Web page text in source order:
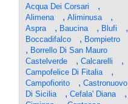
Acqua Dei Corsari ,
Alimena , Aliminusa ,
Aspra , Baucina , Blufi ,
Boccadifalco , Bompietro
, Borrello Di San Mauro
Castelverde
, Calcarelli ,
Campofelice Di Fitalia ,
Campofiorito , Castronuovo
Di Sicilia
, Cefala' Diana ,